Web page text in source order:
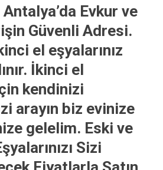
Evkur ve
Güvenli Adresi.
el eşyalarınız
İkinci el
kendinizi
arayın biz evinize
gelelim. Eski ve
Sizi